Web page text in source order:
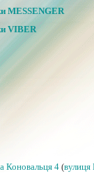
MESSENGER
VIBER
Коновальця 4 (вулиця